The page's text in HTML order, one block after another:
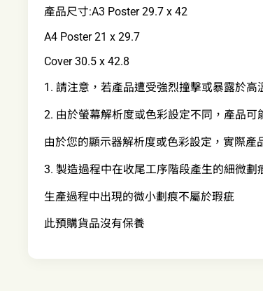
產品尺寸:A3 Poster 29.7 x 42
A4 Poster 21 x 29.7
Cover 30.5 x 42.8
1. 請注意，若產品遭受強烈撞擊或暴露於高
2. 由於螢幕解析度或色彩設定不同，產品可
由於您的顯示器解析度或色彩設定，實際產
3. 製造過程中在收尾工序階段產生的細微劃
生產過程中出現的微小劃痕不屬於瑕疵
此預購貨品沒有保養